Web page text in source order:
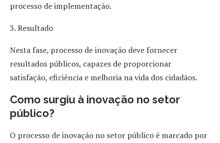
processo de implementação.
3. Resultado
Nesta fase, processo de inovação deve fornecer
resultados públicos, capazes de proporcionar
satisfação, eficiência e melhoria na vida dos cidadãos.
Como surgiu à inovação no setor
público?
O processo de inovação no setor público é marcado por